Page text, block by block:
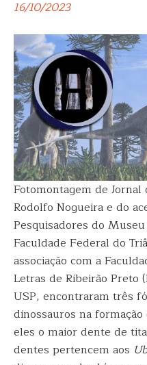
16/10/2023
Fotomontagem de Jornal
Rodolfo Nogueira e do
Pesquisadores do
Faculdade Federal do
associação com a
Letras de Ribeirão Preto
USP, encontraram três
dinossauros na
eles o maior dente de
dentes pertencem aos